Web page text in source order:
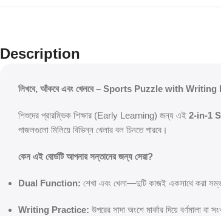
Description
লিখবে, আঁকবে এবং খেলবে – Sports Puzzle with
শিশুদের প্রারম্ভিক শিক্ষার (Early Learning) জন্য এই 2-in-1
পাজলগুলো মিলিয়ে বিভিন্ন খেলার বল চিনতে পারবে।
কেন এই বোর্ডটি আপনার সন্তানের জন্য সেরা?
Dual Function: শেখা এবং খেলা—দুটি কাজই একসাথে করা
Writing Practice: উপরের সাদা অংশে মার্কার দিয়ে বর্ণমালা বা